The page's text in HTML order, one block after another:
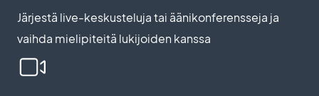
Järjestä live-keskusteluja tai äänikonferensseja ja
vaihda mielipiteitä lukijoiden kanssa